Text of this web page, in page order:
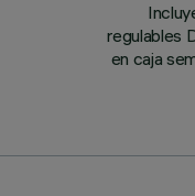
regulables
en caja